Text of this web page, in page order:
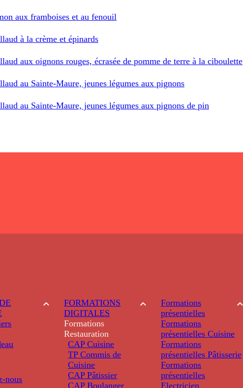
aux framboises et au fenouil
à la crème et épinards
aux oignons rouges, écrasée de pomme de terre à la ciboulette
au Sainte-Maure, jeunes légumes aux pignons
au Sainte-Maure, jeunes légumes aux pignons de pin
nous
FORMATIONS
DIGITALES
Formations
Restauration
CAP Cuisine
TP Commis de
Cuisine
CAP Pâtissier
CAP Boulanger
Formations
présentielles
Formations
présentielles Cuisine
Formations
présentielles Pâtisserie
Formations
présentielles
Electricien